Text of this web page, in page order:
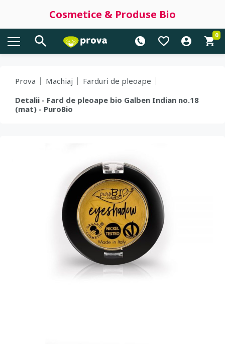
Cosmetice & Produse Bio
0
Prova Machiaj
Farduri de pleoape
Detalii - Fard de pleoape bio Galben Indian no.18
(mat) - PuroBio